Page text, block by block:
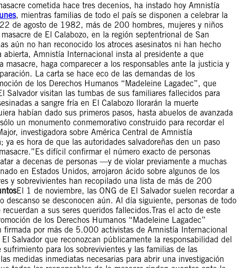
cometida hace tres decenios, ha instado hoy Amnistía
, mientras familias de todo el país se disponen a celebrar la
de agosto de 1982, más de 200 hombres, mujeres y niños
de El Calabozo, en la región septentrional de San
aún no han reconocido los atroces asesinatos ni han hecho
Amnistía Internacional insta al presidente a que
haga comparecer a los responsables ante la justicia y
La carta se hace eco de las demandas de los
de los Derechos Humanos “Madeleine Lagadec”, que
Salvador visitan las tumbas de sus familiares fallecidos para
a sangre fría en El Calabozo llorarán la muerte
habían dado sus primeros pasos, hasta abuelos de avanzada
un monumento conmemorativo construido para recordar el
investigadora sobre América Central de Amnistía
es hora de que las autoridades salvadoreñas den un paso
difícil confirmar el número exacto de personas
a decenas de personas —y de violar previamente a muchas
en Estados Unidos, arrojaron ácido sobre algunos de los
y sobrevivientes han recopilado una lista de más de 200
El 1 de noviembre, las ONG de El Salvador suelen recordar a
descanso se desconocen aún. Al día siguiente, personas de todo
a sus seres queridos fallecidos.Tras el acto de este
de los Derechos Humanos “Madeleine Lagadec”
por más de 5.000 activistas de Amnistía Internacional
Salvador que reconozcan públicamente la responsabilidad del
para los sobrevivientes y las familias de las
medidas inmediatas necesarias para abrir una investigación